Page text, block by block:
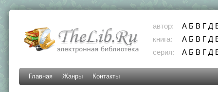
автор: А Б В Г Д
книга:
А Б В Г Д
серия:
А Б В Г Д
Главная Жанры Контакты